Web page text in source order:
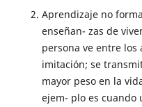
Aprendizaje no
enseñan- zas de
persona ve entre
imitación; se
mayor peso en la
ejem- plo es cuando